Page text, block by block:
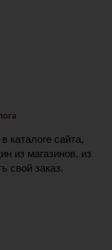
каталоге сайта,
из магазинов, из
свой заказ.